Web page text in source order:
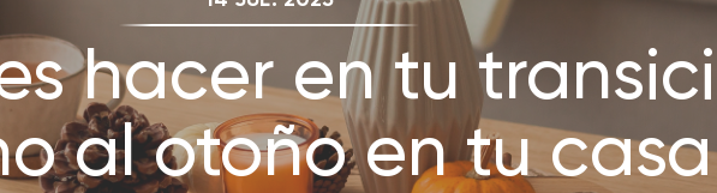
Royal Prestige®
de Devolución
Consejos Útiles
Opciones de Pago
hacer en tu
al otoño en tu casa